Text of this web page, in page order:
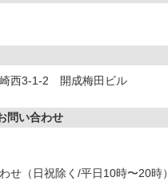
）実施〜内定
または
の
送信
西3-1-2 開成梅田ビル
問い合わせ
せ（日祝除く/平日10時〜20時）